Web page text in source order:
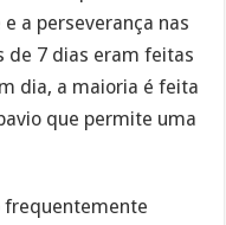
a perseverança nas
de 7 dias eram feitas
dia, a maioria é feita
que permite uma
frequentemente